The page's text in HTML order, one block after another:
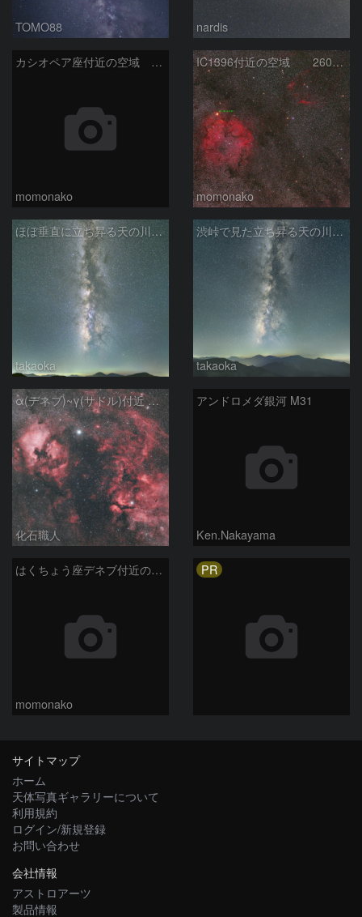
TOMO88 nardis
カシオペア座付近の空域 260720
momonako
IC1396付近の空域 260720
momonako
ほぼ垂直に立ち昇る天の川銀河
takaoka
渋峠で見た立ち昇る天の川銀河
takaoka
α(デネブ)~γ(サドル)付近 NGC7000 北アメリカ星雲 IC5067~5070 ペリカン星雲 はくちょう座
化石職人
アンドロメダ銀河 M31
Ken.Nakayama
はくちょう座デネブ付近の空域 260720
momonako
PR
サイトマップ
ホーム
天体写真ギャラリーについて
利用規約
ログイン/新規登録
お問い合わせ
会社情報
アストロアーツ
製品情報